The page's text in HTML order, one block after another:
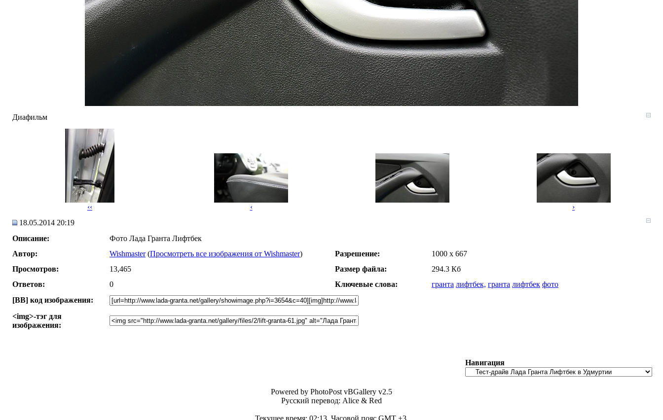
Диафильм
‹‹ ‹
›
18.05.2014 20:19
Описание:
Фото Лада Гранта Лифтбек
Автор:
Wishmaster (Просмотреть все изображения от Wishmaster) Разрешение:
1000 x 667
Просмотров:
13,465 Размер файла:
294.3 Кб
Ответов:
0 Ключевые слова: гранта лифтбек, гранта лифтбек фото
[BB] код изображения:
<img>-тэг для
изображения:
Навигация
Powered by PhotoPost vBGallery v2.5
Русский перевод: Alice & Red
Текущее время: 02:13. Часовой пояс GMT +3.